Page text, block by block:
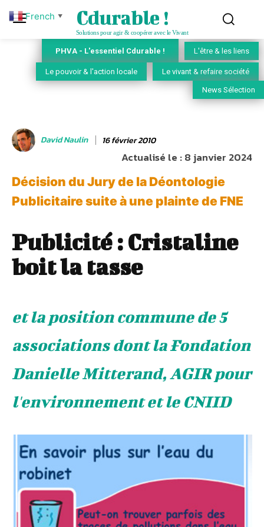
Cdurable !
Solutions pour agir & coopérer avec le Vivant
PHVA - L'essentiel Cdurable ! L'être & les liens
Le pouvoir & l'action locale Le vivant & refaire société
News Sélection
David Naulin 16 février 2010
Actualisé le :8 janvier 2024
Décision du Jury de la Déontologie
Publicitaire suite à une plainte de FNE
Publicité : Cristaline
boit la tasse
et la position commune de 5
associations dont la Fondation
Danielle Mitterand, AGIR pour
l'environnement et le CNIID
French ▼